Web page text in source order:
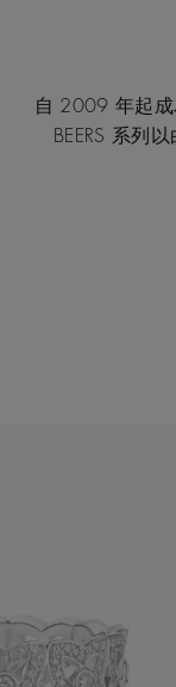
自 2009 年起成
BEERS 系列